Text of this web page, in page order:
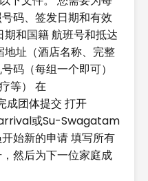
码、签发日期和有效
和国籍 航班号和抵达
地址（酒店名称、完整
码（每组一个即可）
等） 在
团体提交 打开
或Su-Swagatam
始新的申请 填写所有
然后为下一位家庭成